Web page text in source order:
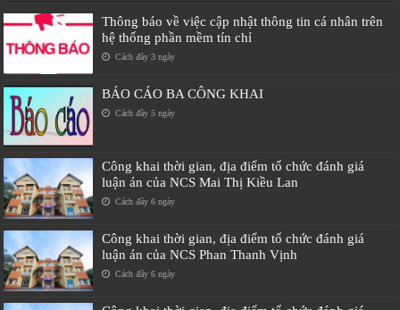
Thông báo về việc cập nhật thông tin cá nhân trên
hệ thống phần mềm tín chỉ
Cách đây 3 ngày
BÁO CÁO BA CÔNG KHAI
Cách đây 5 ngày
Công khai thời gian, địa điểm tổ chức đánh giá
luận án của NCS Mai Thị Kiều Lan
Cách đây 6 ngày
Công khai thời gian, địa điểm tổ chức đánh giá
luận án của NCS Phan Thanh Vịnh
Cách đây 6 ngày